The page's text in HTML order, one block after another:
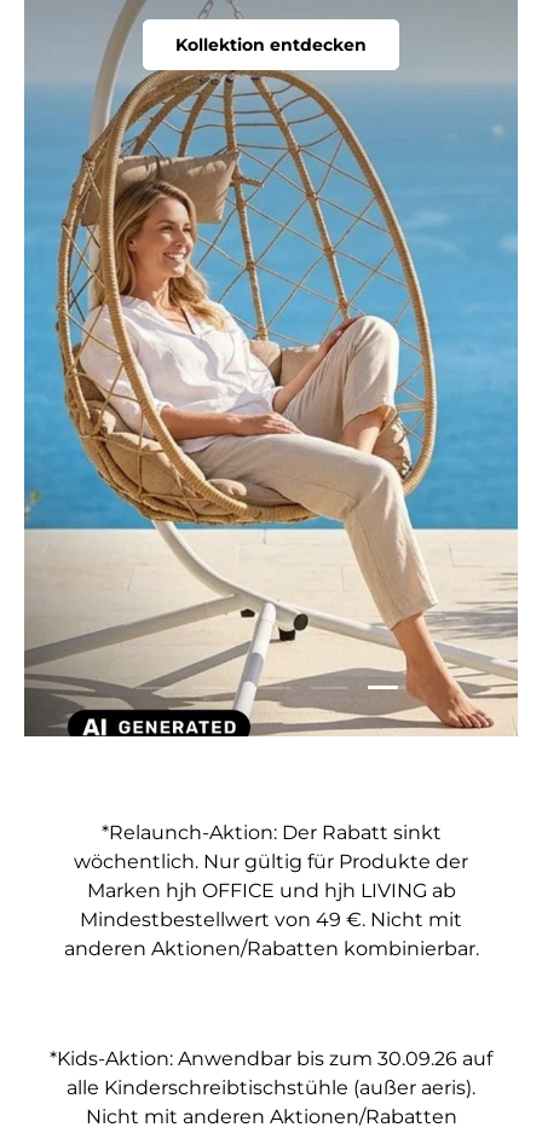
Relaunch-Rabatt.
Folie laden 1 von 5
Folie laden 2 von 5
Folie laden 3 von 5
Folie laden 4 von 5
Folie laden 5
*Relaunch-Aktion: Der Rabatt sinkt
wöchentlich. Nur gültig für Produkte der
Marken hjh OFFICE und hjh LIVING ab
Mindestbestellwert von 49 €. Nicht mit
anderen Aktionen/Rabatten kombinierbar.
*Kids-Aktion: Anwendbar bis zum 30.09.26 auf
alle Kinderschreibtischstühle (außer aeris).
Nicht mit anderen Aktionen/Rabatten